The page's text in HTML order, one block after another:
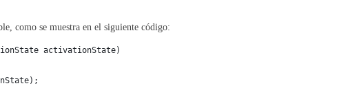
como se muestra en el siguiente código:
activationState)